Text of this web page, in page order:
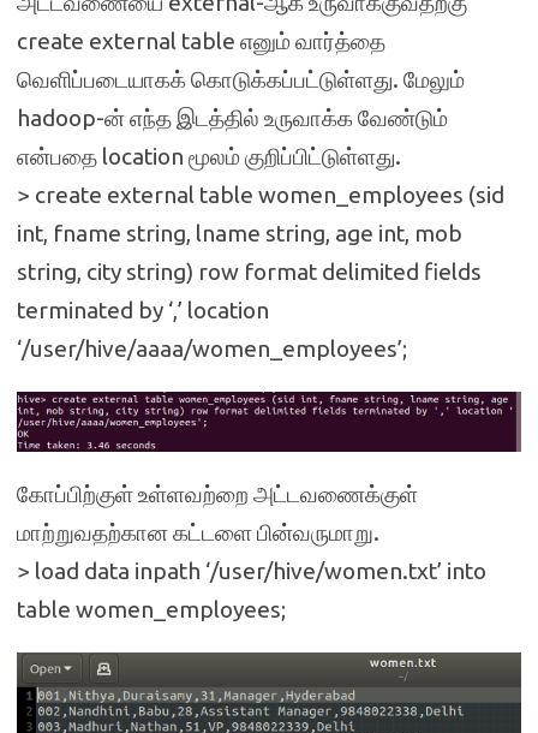
create external table எனும் வார்த்தை
வெளிப்படையாகக் கொடுக்கப்பட்டுள்ளது. மேலும்
hadoop-ன் எந்த இடத்தில் உருவாக்க வேண்டும்
என்பதை location மூலம் குறிப்பிட்டுள்ளது.
> create external table women_employees (sid
int, fname string, lname string, age int, mob
string, city string) row format delimited fields
terminated by ‘,’ location
‘/user/hive/aaaa/women_employees’;
கோப்பிற்குள் உள்ளவற்றை அட்டவணைக்குள்
மாற்றுவதற்கான கட்டளை பின்வருமாறு.
> load data inpath ‘/user/hive/women.txt’ into
table women_employees;